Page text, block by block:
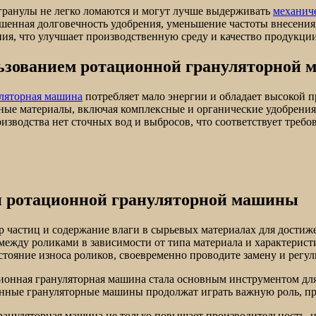
не легко ломаются и могут лучше выдерживать
долговечность удобрения, уменьшение частоты
улучшает производственную среду и качество
ротационной
машина потребляет мало энергии и обладает высокой
материалы, включая комплексные и органические
нет сточных вод и выбросов, что соответствует
грануляторной машины
и содержание влаги в сырьевых материалах для
роликами в зависимости от типа материала и
износа роликов, своевременно проводите замену и
грануляторная машина стала основным инструментом
грануляторные машины продолжат играть важную роль,